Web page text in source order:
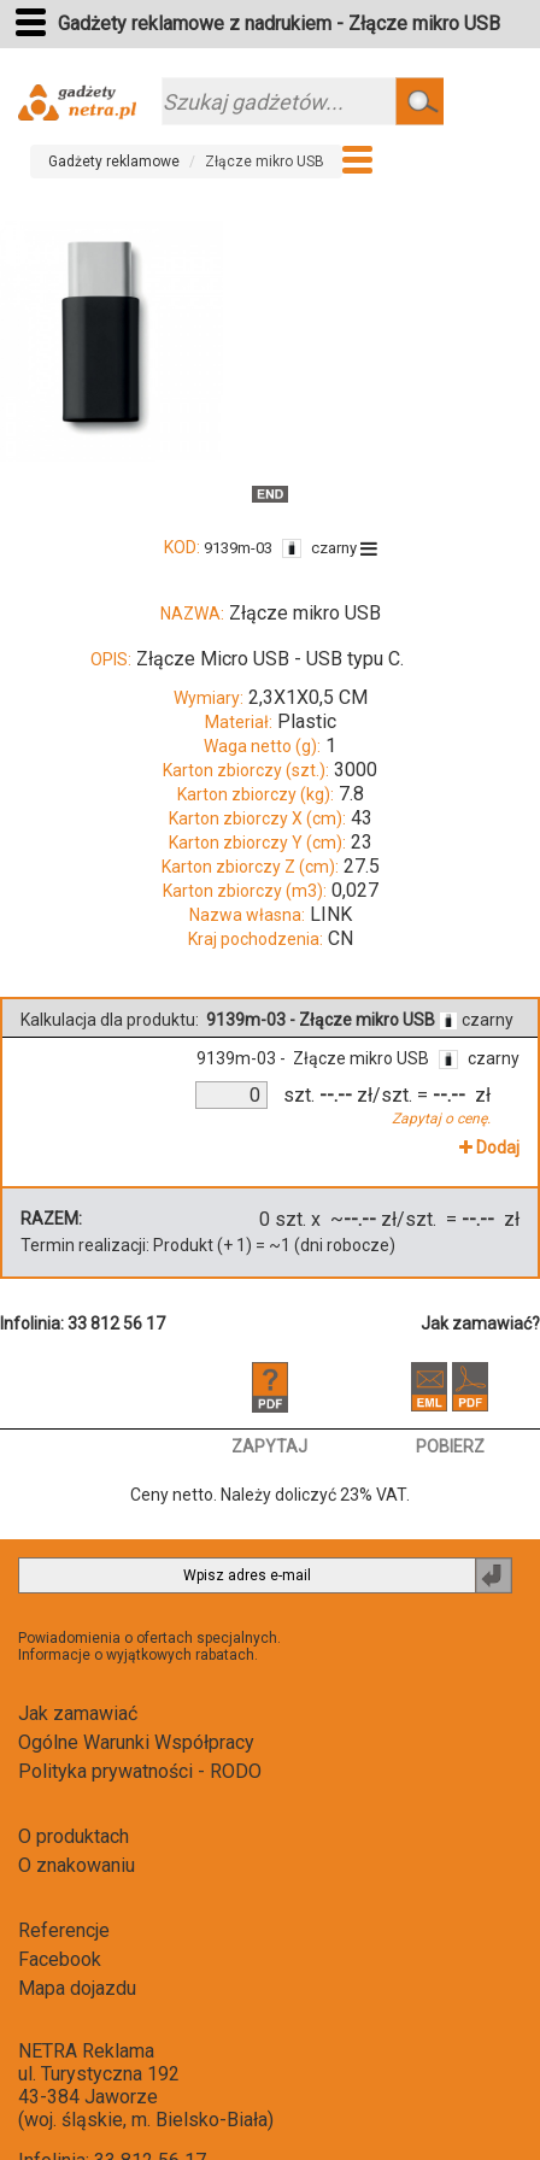
Gadżety reklamowe z nadrukiem - Złącze mikro USB
Szukaj
Gadżety reklamowe Złącze mikro USB
KOD: 9139m-03 czarny
NAZWA: Złącze mikro USB
OPIS: Złącze Micro USB - USB typu C.
Wymiary: 2,3X1X0,5 CM
Materiał: Plastic
Waga netto (g): 1
Karton zbiorczy (szt.): 3000
Karton zbiorczy (kg): 7.8
Karton zbiorczy X (cm): 43
Karton zbiorczy Y (cm): 23
Karton zbiorczy Z (cm): 27.5
Karton zbiorczy (m3): 0,027
Nazwa własna: LINK
Kraj pochodzenia: CN
Kalkulacja dla produktu: 9139m-03 - Złącze mikro USB czarny
9139m-03 - Złącze mikro USB czarny
szt. --.-- zł/szt.
Zapytaj o cenę.
= --.-- zł
Dodaj
RAZEM: 0 szt. x ~--.-- zł/szt. = --.-- zł
Termin realizacji: Produkt(+ 1 ) = ~1 (dni robocze)
Infolinia: 33 812 56 17 Jak zamawiać?
ZAPYTAJ POBIERZ
Ceny netto. Należy doliczyć 23% VAT.
Powiadomienia o ofertach specjalnych.
Informacje o wyjątkowych rabatach.
Jak zamawiać
Ogólne Warunki Współpracy
Polityka prywatności - RODO
O produktach
O znakowaniu
Referencje
Facebook
Mapa dojazdu
NETRA Reklama
ul. Turystyczna 192
43-384 Jaworze
(woj. śląskie, m. Bielsko-Biała)